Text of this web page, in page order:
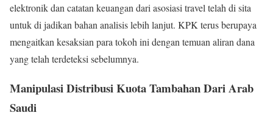
elektronik dan catatan keuangan dari asosiasi travel telah di sita
untuk di jadikan bahan analisis lebih lanjut. KPK terus berupaya
mengaitkan kesaksian para tokoh ini dengan temuan aliran dana
yang telah terdeteksi sebelumnya.
Manipulasi Distribusi Kuota Tambahan Dari Arab
Saudi